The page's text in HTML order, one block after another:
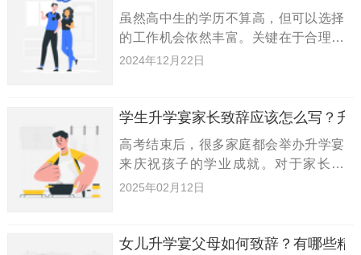
虽然高中生的学历不算高，但可以选择
的工作机会依然丰富。关键在于合理规
划自己的未来。今天我为大家汇总了一
业：没有上大学并不意味着你就劣
2024年12月22日
学生升学宴家长致辞应该怎么写？升
高考结束后，很多家庭都会举办升学宴
来庆祝孩子的学业成就。对于家长来
说，升学宴致辞是一项重要的任务，如
题，下面小编整理了一些适合升学宴
2025年02月12日
女儿升学宴父母如何致辞？有哪些精